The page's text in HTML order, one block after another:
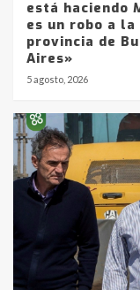
está haciendo
es un robo a la
provincia de
Aires»
5 agosto, 2026
en la